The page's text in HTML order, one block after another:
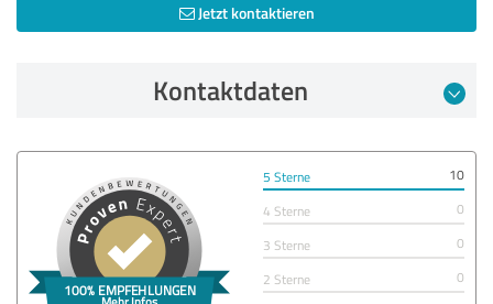
Jetzt kontaktieren
Kontaktdaten
5 Sterne
10
4 Sterne
0
3 Sterne
0
2 Sterne
0